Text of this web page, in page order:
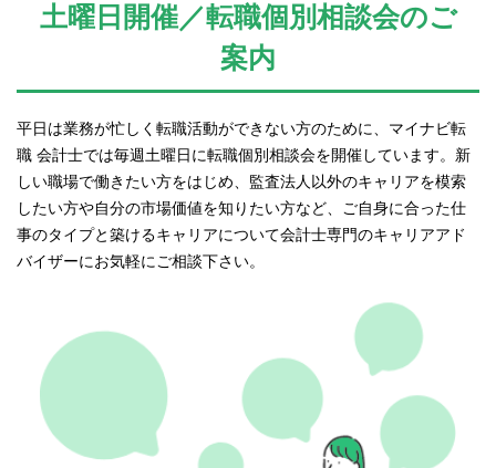
土曜日開催／転職個別相談会のご
案内
平日は業務が忙しく転職活動ができない方のために、マイナビ転
職 会計士では毎週土曜日に転職個別相談会を開催しています。新
しい職場で働きたい方をはじめ、監査法人以外のキャリアを模索
したい方や自分の市場価値を知りたい方など、ご自身に合った仕
事のタイプと築けるキャリアについて会計士専門のキャリアアド
バイザーにお気軽にご相談下さい。